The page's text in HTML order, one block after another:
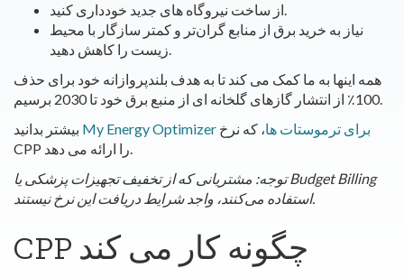
از ساخت نیروگاه های جدید خودداری کنید.
نیاز به خرید برق از منابع گران‌تر و کمتر سازگار با محیط
زیست را کاهش دهید.
همه اینها به ما کمک می کند تا به هدف بلندپروازانه خود برای حذف
100٪ از انتشار گازهای گلخانه ای از منبع برق خود تا 2030 برسیم.
بیشتر بدانید
My Energy Optimizer برای ترموستات ها، که نرخ
CPP را ارائه می دهد.
توجه: مشتریانی که از تخفیف تجهیزات پزشکی یا Budget Billing
استفاده می‌کنند، واجد شرایط دریافت این نرخ نیستند.
CPP چگونه کار می کند